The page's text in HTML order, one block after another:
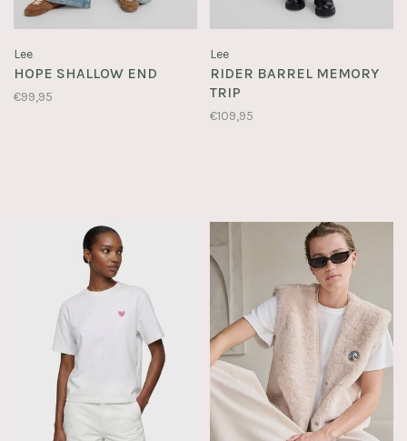
Lee
HOPE SHALLOW END
€99,95
Lee
RIDER BARREL MEMORY
TRIP
€109,95